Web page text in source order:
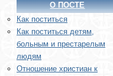
О ПОСТЕ
Как поститься
Как поститься детям,
больным и престарелым
людям
Отношение христиан к